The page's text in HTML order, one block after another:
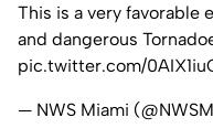
This is a very favorable
and dangerous
pic.twitter.com/
— NWS Miami